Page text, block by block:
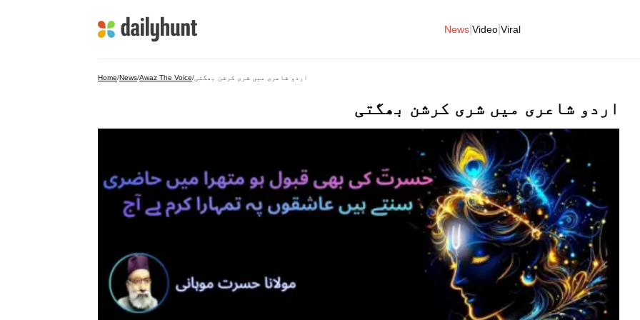
News Video Viral
Home/News/Awaz The Voice/ اردو شاعری میں شری کرشن بھگتی
اردو شاعری میں شری کرشن بھگتی